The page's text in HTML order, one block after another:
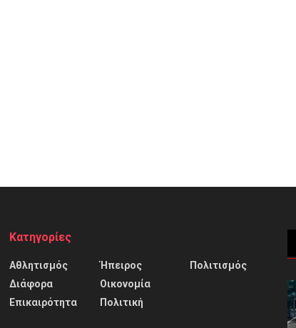
Κατηγορίες
Αθλητισμός
Διάφορα
Επικαιρότητα
Ήπειρος
Οικονομία
Πολιτική
Πολιτισμός